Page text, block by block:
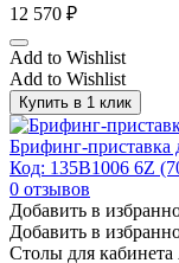
12 570 ₽
Add to Wishlist
Add to Wishlist
Купить в 1 клик
Брифинг-приставка
Код: 135B1006 6Z
0 отзывов
Добавить в
Добавить в
Столы для кабинета